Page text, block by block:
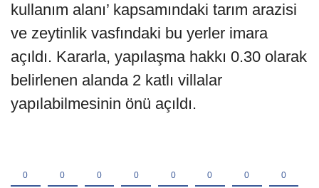
kullanım alanı’ kapsamındaki tarım arazisi
ve zeytinlik vasfındaki bu yerler imara
açıldı. Kararla, yapılaşma hakkı 0.30 olarak
belirlenen alanda 2 katlı villalar
yapılabilmesinin önü açıldı.